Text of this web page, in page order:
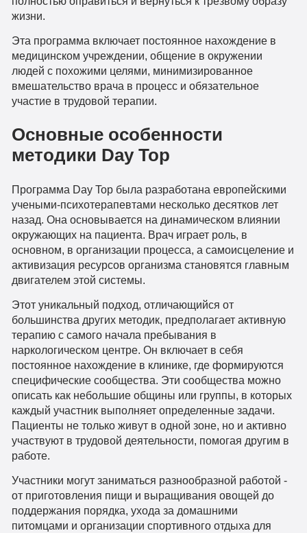
жизни.
Эта программа включает постоянное нахождение в
медицинском учреждении, общение в окружении
людей с похожими целями, минимизированное
вмешательство врача в процесс и обязательное
участие в трудовой терапии.
Основные особенности
методики Day Top
Программа Day Top была разработана европейскими
учеными-психотерапевтами несколько десятков лет
назад. Она основывается на динамическом влиянии
окружающих на пациента. Врач играет роль, в
основном, в организации процесса, а самоисцеление и
активизация ресурсов организма становятся главным
двигателем этой системы.
Этот уникальный подход, отличающийся от
большинства других методик, предполагает активную
терапию с самого начала пребывания в
наркологическом центре. Он включает в себя
постоянное нахождение в клинике, где формируются
специфические сообщества. Эти сообщества можно
описать как небольшие общины или группы, в которых
каждый участник выполняет определенные задачи.
Пациенты не только живут в одной зоне, но и активно
участвуют в трудовой деятельности, помогая другим в
работе.
Участники могут заниматься разнообразной работой -
от приготовления пищи и выращивания овощей до
поддержания порядка, ухода за домашними
питомцами и организации спортивного отдыха для